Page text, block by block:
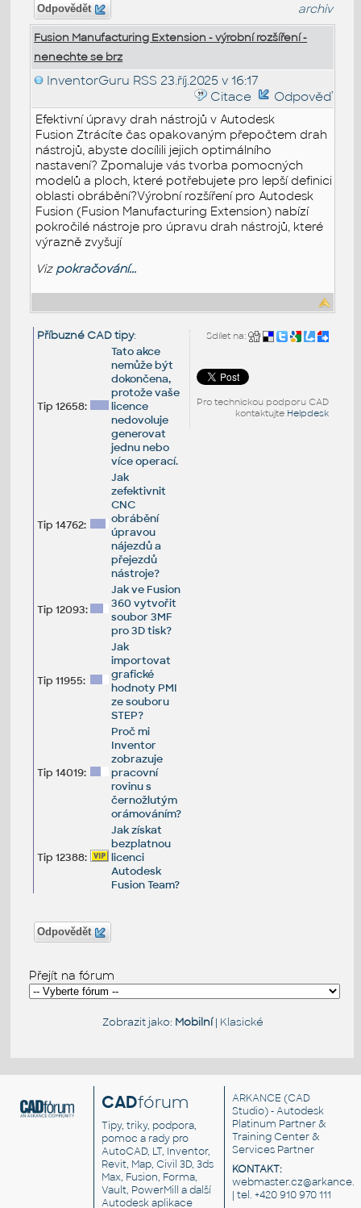
Odpovědět archiv
Fusion Manufacturing Extension - výrobní rozšíření -
nenechte se brz
InventorGuru RSS 23.říj.2025 v 16:17
Citace
Odpověď
Efektivní úpravy drah nástrojů v Autodesk
Fusion Ztrácíte čas opakovaným přepočtem drah
nástrojů, abyste docílili jejich optimálního
nastavení? Zpomaluje vás tvorba pomocných
modelů a ploch, které potřebujete pro lepší definici
oblasti obrábění?Výrobní rozšíření pro Autodesk
Fusion (Fusion Manufacturing Extension) nabízí
pokročilé nástroje pro úpravu drah nástrojů, které
výrazně zvyšují
Viz pokračování...
Sdílet na:
Pro technickou podporu CAD
kontaktujte Helpdesk
Příbuzné CAD tipy:
Tip 12658:
Tato akce
nemůže být
dokončena,
protože vaše
licence
nedovoluje
generovat
jednu nebo
více operací.
Tip 14762:
Jak
zefektivnit
CNC
obrábění
úpravou
nájezdů a
přejezdů
nástroje?
Tip 12093:
Jak ve Fusion
360 vytvořit
soubor 3MF
pro 3D tisk?
Tip 11955:
Jak
importovat
grafické
hodnoty PMI
ze souboru
STEP?
Tip 14019:
Proč mi
Inventor
zobrazuje
pracovní
rovinu s
černožlutým
orámováním?
Tip 12388:
Jak získat
bezplatnou
licenci
Autodesk
Fusion Team?
Odpovědět
Přejít na fórum
Zobrazit jako: Mobilní| Klasické
CADfórum
Tipy, triky, podpora,
pomoc a rady pro
AutoCAD, LT, Inventor,
Revit, Map, Civil 3D, 3ds
Max, Fusion, Forma,
Vault, PowerMill a další
Autodesk aplikace
ARKANCE (CAD
Studio) - Autodesk
Platinum Partner &
Training Center &
Services Partner
KONTAKT:
| tel. +420 910 970 111